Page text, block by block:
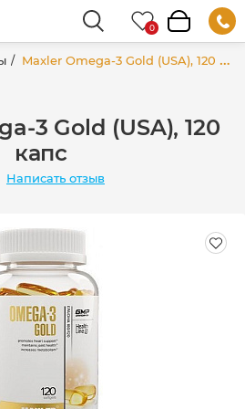
Maxler Omega-3 Gold (USA), 120 капс
3 Gold (USA), 120
капс
Написать отзыв